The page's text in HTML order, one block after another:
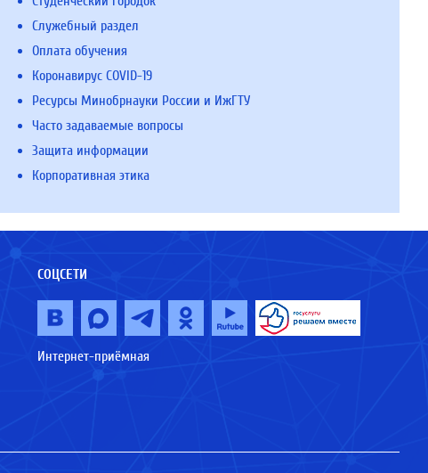
Служебный раздел
Оплата обучения
Коронавирус COVID-19
Ресурсы Минобрнауки России и ИжГТУ
Часто задаваемые вопросы
Защита информации
Корпоративная этика
СОЦСЕТИ
Интернет-приёмная